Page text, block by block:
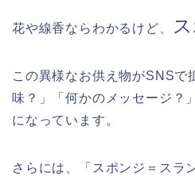
花や線香ならわかるけど、
この異様なお供え物がSNSで
味？」「何かのメッセージ？
になっています。
さらには、「スポンジ＝スラ